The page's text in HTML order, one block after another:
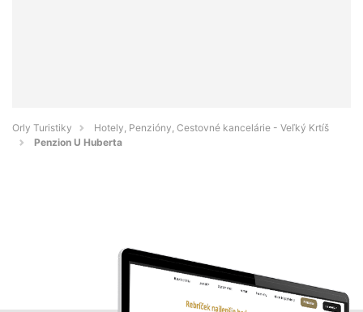
Orly Turistiky
Hotely, Penzióny, Cestovné kancelárie - Veľký Krtíš
Penzion U Huberta